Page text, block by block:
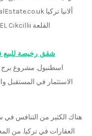
شقق رخيصة للبيع
اسطنبول. مشروع برج
الاستثمار في المستقبل
هناك الكثير من التنافس
العقارات في تركيا. من